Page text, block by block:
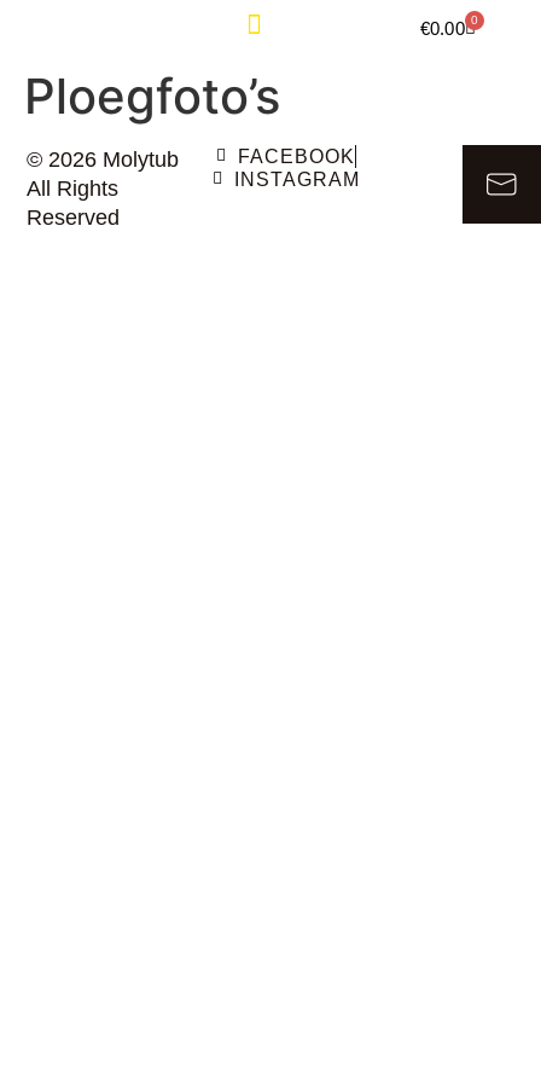
€0.00 0
Ploegfoto’s
© 2026 Molytub
All Rights
Reserved
FACEBOOK
INSTAGRAM